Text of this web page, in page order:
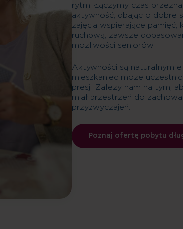
rytm. Łączymy czas
aktywność, dbając o dobre
zajęcia wspierające
ruchową, zawsze
możliwości seniorów.
Aktywności są naturalnym
mieszkaniec może
presji. Zależy nam na tym,
miał przestrzeń do
przyzwyczajeń.
Poznaj ofertę pobytu